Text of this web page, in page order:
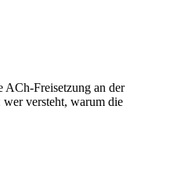
ACh-Freisetzung an der
wer versteht, warum die